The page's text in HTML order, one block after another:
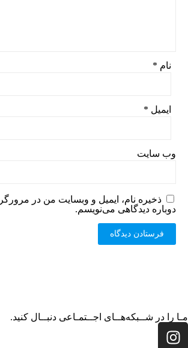
نام *
ایمیل *
وب‌ سایت
ذخیره نام، ایمیل و وبسایت من در
دوباره دیدگاهی می‌نویسم.
مـا را در شــبکه‌هــای اجــتمـاعی دنبــال کنید.